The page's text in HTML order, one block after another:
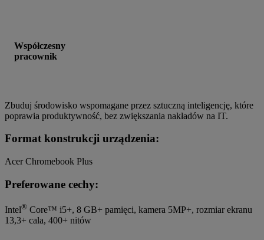
Współczesny
pracownik
Zbuduj środowisko wspomagane przez sztuczną inteligencję, które
poprawia produktywność, bez zwiększania nakładów na IT.
Format konstrukcji urządzenia:
Acer Chromebook Plus
Preferowane cechy:
Intel® Core™ i5+, 8 GB+ pamięci, kamera 5MP+, rozmiar ekranu
13,3+ cala, 400+ nitów